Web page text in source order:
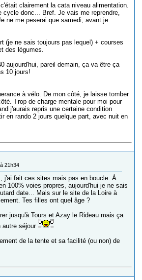
clairement la cata niveau alimentation.
cycle donc... Bref. Je vais me reprendre,
ne me peserai que samedi, avant je
(je ne sais toujours pas lequel) + courses
des légumes.
aujourd'hui, pareil demain, ça va être ça
10 jours!
à vélo. De mon côté, je laisse tomber
Trop de charge mentale pour moi pour
j'aurais repris une certaine condition
en rando 2 jours quelque part, avec nuit en
21h34
j'ai fait ces sites mais pas en boucle. À
100% voies propres, aujourd'hui je ne sais
date... Mais sur le site de la Loire à
Tes filles ont quel âge ?
jusqu'à Tours et Azay le Rideau mais ça
autre séjour
de la tente et sa facilité (ou non) de